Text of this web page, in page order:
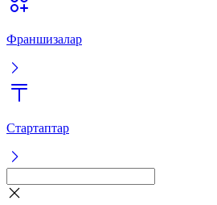
Франшизалар
Стартаптар